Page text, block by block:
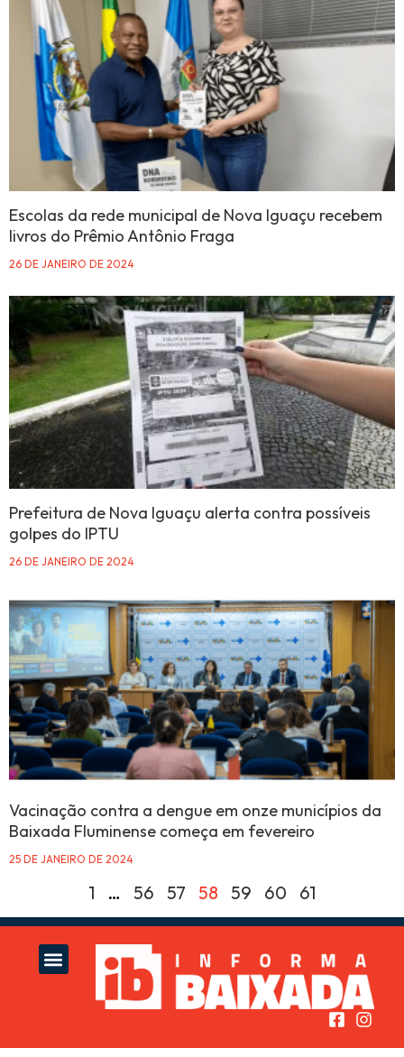
Escolas da rede municipal de Nova Iguaçu recebem
livros do Prêmio Antônio Fraga
26 DE JANEIRO DE 2024
Prefeitura de Nova Iguaçu alerta contra possíveis
golpes do IPTU
26 DE JANEIRO DE 2024
Vacinação contra a dengue em onze municípios da
Baixada Fluminense começa em fevereiro
25 DE JANEIRO DE 2024
1 … 56 57 58 59 60 61